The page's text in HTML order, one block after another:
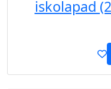
iskolapad